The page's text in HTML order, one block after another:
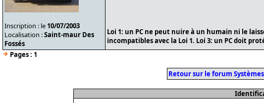
Inscription : le 10/07/2003
Localisation :Saint-maur Des
Fossés
Loi 1: un PC ne peut nuire à un humain ni le
incompatibles avec la Loi 1. Loi 3: un PC doit
Pages : 1
Retour sur le forum